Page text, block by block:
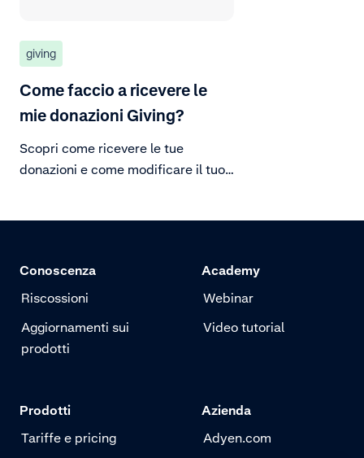
giving
Come faccio a ricevere le
mie donazioni Giving?
Scopri come ricevere le tue
donazioni e come modificare il tuo
Conoscenza
Riscossioni
Aggiornamenti sui
prodotti
Academy
Webinar
Video tutorial
Prodotti
Tariffe e pricing
Azienda
Adyen.com